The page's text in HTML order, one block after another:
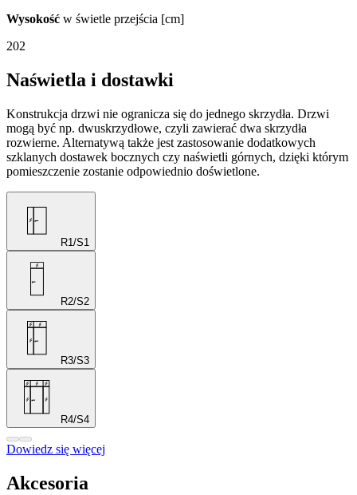
Wysokość w świetle przejścia [cm]
202
Naświetla i dostawki
Konstrukcja drzwi nie ogranicza się do jednego skrzydła. Drzwi
mogą być np. dwuskrzydłowe, czyli zawierać dwa skrzydła
rozwierne. Alternatywą także jest zastosowanie dodatkowych
szklanych dostawek bocznych czy naświetli górnych, dzięki którym
pomieszczenie zostanie odpowiednio doświetlone.
R1/S1
R2/S2
R3/S3
R4/S4
Dowiedz się więcej
Akcesoria